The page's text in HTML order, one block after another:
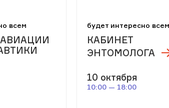
всем будет интересно
КАБИНЕТ
ЭНТОМОЛОГА
10 октября
10:00 — 18:00